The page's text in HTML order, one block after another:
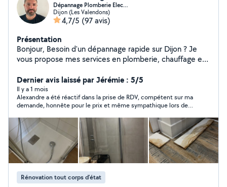
Dépannage Plomberie Elec…
Dijon (Les Valendons)
4,7/5 (97 avis)
Présentation
Bonjour, Besoin d'un dépannage rapide sur Dijon ? Je
vous propose mes services en plomberie, chauffage et
Dépannage rapide : Fuite d'eau / problème de
plomberie Panne électrique / disjoncteur / prises
Chauffage en panne / radiateur / Mes engagements :
Intervention rapide (souvent dans la journée) Travail
propre et efficace Conseils professionnels Tarifs clairs
Professionnel en portage salarial : Facture fournie
Assurance professionnelle Prestation déclarée Zone :
Dijon et alentours Disponible immédiatement
contactez-moi pour un devis rapide !
Dernier avis laissé par Jérémie : 5/5
Il y a 1 mois
Alexandre a été réactif dans la prise de RDV, compétent sur ma
demande, honnête pour le prix et même sympathique lors de
Rénovation tout corps d’état